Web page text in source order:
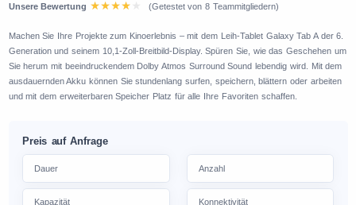
Unsere Bewertung (Getestet von 8 Teammitgliedern)
Machen Sie Ihre Projekte zum Kinoerlebnis – mit dem Leih-Tablet Galaxy Tab A der 6.
Generation und seinem 10,1-Zoll-Breitbild-Display. Spüren Sie, wie das Geschehen um
Sie herum mit beeindruckendem Dolby Atmos Surround Sound lebendig wird. Mit dem
ausdauernden Akku können Sie stundenlang surfen, speichern, blättern oder arbeiten
und mit dem erweiterbaren Speicher Platz für alle Ihre Favoriten schaffen.
Preis auf Anfrage